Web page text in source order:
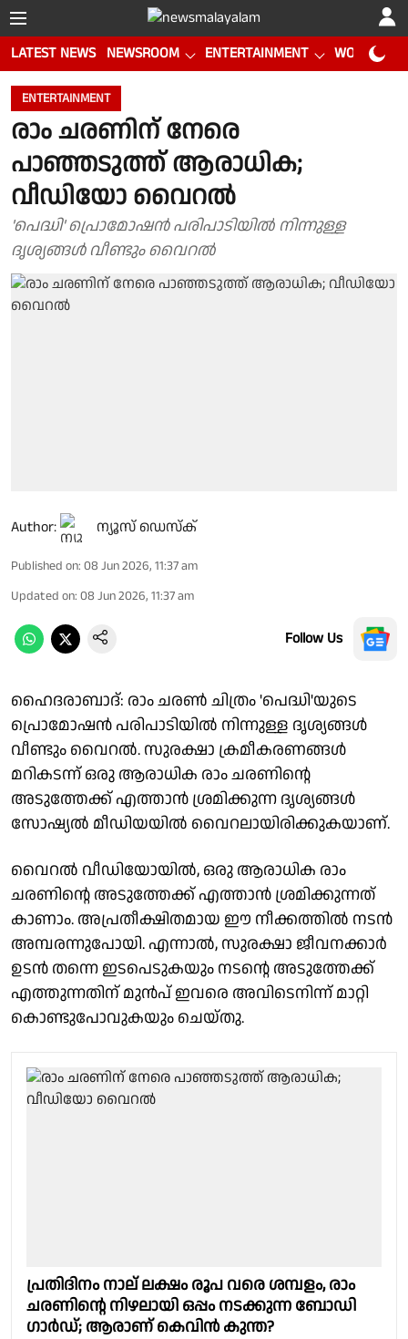
LATEST NEWS NEWSROOM ENTERTAINMENT WORLD CUP
ENTERTAINMENT
രാം ചരണിന് നേരെ
പാഞ്ഞടുത്ത് ആരാധിക;
വീഡിയോ വൈറൽ
'പെദ്ധി' പ്രൊമോഷൻ പരിപാടിയിൽ നിന്നുള്ള
ദൃശ്യങ്ങൾ വീണ്ടും വൈറൽ
Author: ന്യൂസ് ഡെസ്ക്
Published on: 08 Jun 2026, 11:37 am
Updated on: 08 Jun 2026, 11:37 am
Follow Us
ഹൈദരാബാദ്: രാം ചരൺ ചിത്രം 'പെദ്ധി'യുടെ
പ്രൊമോഷൻ പരിപാടിയിൽ നിന്നുള്ള ദൃശ്യങ്ങൾ
വീണ്ടും വൈറൽ. സുരക്ഷാ ക്രമീകരണങ്ങൾ
മറികടന്ന് ഒരു ആരാധിക രാം ചരണിന്റെ
അടുത്തേക്ക് എത്താൻ ശ്രമിക്കുന്ന ദൃശ്യങ്ങൾ
സോഷ്യൽ മീഡിയയിൽ വൈറലായിരിക്കുകയാണ്.
വൈറൽ വീഡിയോയിൽ, ഒരു ആരാധിക രാം
ചരണിന്റെ അടുത്തേക്ക് എത്താൻ ശ്രമിക്കുന്നത്
കാണാം. അപ്രതീക്ഷിതമായ ഈ നീക്കത്തിൽ നടൻ
അമ്പരന്നുപോയി. എന്നാൽ, സുരക്ഷാ ജീവനക്കാർ
ഉടൻ തന്നെ ഇടപെടുകയും നടന്റെ അടുത്തേക്ക്
എത്തുന്നതിന് മുൻപ് ഇവരെ അവിടെനിന്ന് മാറ്റി
കൊണ്ടുപോവുകയും ചെയ്തു.
പ്രതിദിനം നാല് ലക്ഷം രൂപ വരെ ശമ്പളം, രാം
ചരണിന്റെ നിഴലായി ഒപ്പം നടക്കുന്ന ബോഡി
ഗാർഡ്; ആരാണ് കെവിൻ കുന്ത?